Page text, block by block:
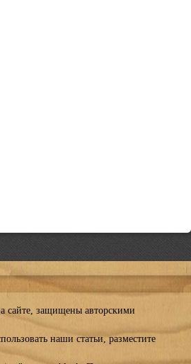
сайте, защищены авторскими
наши статьи, разместите